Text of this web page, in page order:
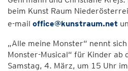
beim Kunst Raum
e-mail office@kunstraum.net
„Alle meine Monster“ nennt
Monster-Musical“ für Kinder ab
Samstag, 4. März, um 15 Uhr